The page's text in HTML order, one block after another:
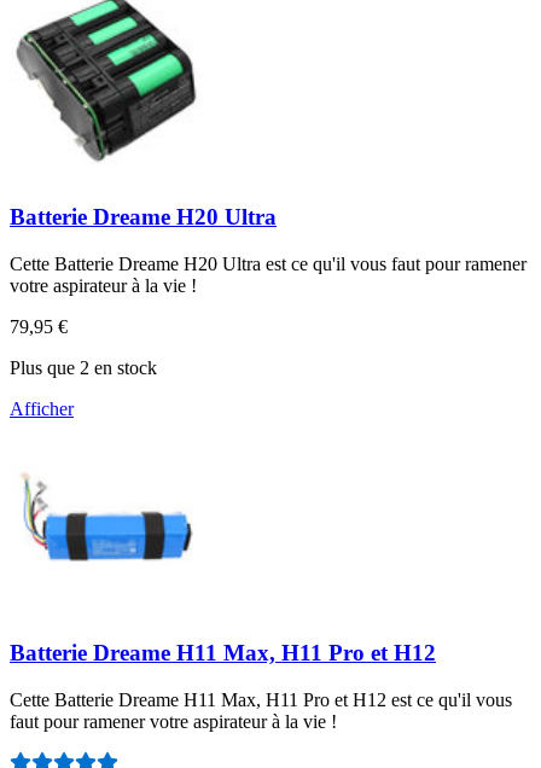
Batterie Dreame H20 Ultra
Cette Batterie Dreame H20 Ultra est ce qu'il vous faut pour ramener
votre aspirateur à la vie !
79,95 €
Plus que 2 en stock
Afficher
Batterie Dreame H11 Max, H11 Pro et H12
Cette Batterie Dreame H11 Max, H11 Pro et H12 est ce qu'il vous
faut pour ramener votre aspirateur à la vie !